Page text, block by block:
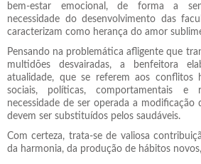
bem-estar emocional, de forma a
necessidade do desenvolvimento das
caracterizam como herança do amor
Pensando na problemática afligente que
multidões desvairadas, a benfeitora
atualidade, que se referem aos conflitos
sociais, políticas, comportamentais e
necessidade de ser operada a
devem ser substituídos pelos saudáveis.
Com certeza, trata-se de valiosa
da harmonia, da produção de hábitos